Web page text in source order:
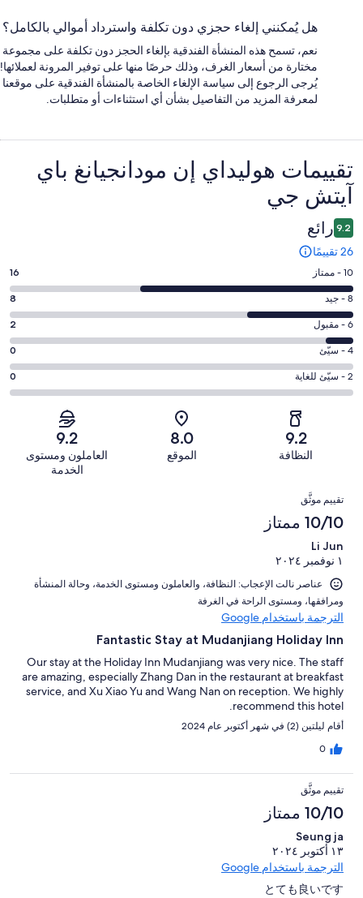
هل يُمكنني إلغاء حجزي دون تكلفة واسترداد أموالي بالكامل؟
نعم، تسمح هذه المنشأة الفندقية بإلغاء الحجز دون تكلفة على مجموعة
مختارة من أسعار الغرف، وذلك حرصًا منها على توفير المرونة لعملائها!
يُرجى الرجوع إلى سياسة الإلغاء الخاصة بالمنشأة الفندقية على موقعنا
لمعرفة المزيد من التفاصيل بشأن أي استثناءات أو متطلبات.
التقييمات تقييمات ⁦هوليداي إن مودانجيانغ باي
آيتش جي⁩
9.2 رائع
26 تقييمًا
درجة
التصنيف
10
-
ممتاز.
16
من
أصل
10 - ممتاز 16
درجة
التصنيف
8
-
جيد.
8
8 - جيد 8
درجة
التصنيف
6
-
مقبول.
تقييمات
النزلاء
6 - مقبول 2
درجة
التصنيف
4
من
تقييمات
النزلاء
4 - سيّئ 0
درجة
التصنيف
من
أصل
26
من
تقييمات
النزلاء
2 - سيّئ للغاية 0
9.2
النظافة
8.0
الموقع
9.2
العاملون ومستوى
الخدمة
التقييمات
تقييم موثَّق
10/10 ممتاز
Li Jun
١ نوفمبر ٢٠٢٤
عناصر نالت الإعجاب: ⁦النظافة⁩، و⁦العاملون ومستوى الخدمة⁩، و⁦حالة المنشأة
ومرافقها⁩، و⁦مستوى الراحة في الغرفة⁩
الترجمة باستخدام Google
Fantastic Stay at Mudanjiang Holiday Inn
Our stay at the Holiday Inn Mudanjiang was very nice. The staff
are amazing, especially Zhang Dan in the restaurant at breakfast
service, and Xu Xiao Yu and Wang Nan on reception. We highly
recommend this hotel.
أقام ليلتين (2) في شهر أكتوبر عام 2024
0
تقييم موثَّق
10/10 ممتاز
Seung ja
١٣ أكتوبر ٢٠٢٤
الترجمة باستخدام Google
とても良いです